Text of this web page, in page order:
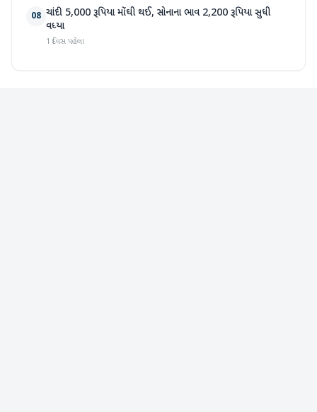
08 ચાંદી 5,000 રૂપિયા મોંઘી થઈ, સોનાના ભાવ 2,200 રૂપિયા સુધી
વધ્યા
1 દિવસ પહેલા